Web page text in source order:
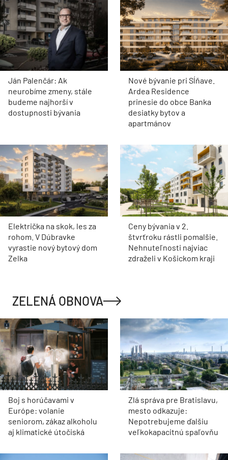
Ján Palenčár: Ak
neurobíme zmeny, stále
budeme najhorší v
dostupnosti bývania
Nové bývanie pri Sĺňave.
Ardea Residence
prinesie do obce Banka
desiatky bytov a
apartmánov
Električka na skok, les za
rohom. V Dúbravke
vyrastie nový bytový dom
Zelka
Ceny bývania v 2.
štvrťroku rástli pomalšie.
Nehnuteľnosti najviac
zdraželi v Košickom kraji
ZELENÁ OBNOVA
Boj s horúčavami v
Európe: volanie
seniorom, zákaz alkoholu
aj klimatické útočiská
Zlá správa pre Bratislavu,
mesto odkazuje:
Nepotrebujeme ďalšiu
veľkokapacitnú spaľovňu